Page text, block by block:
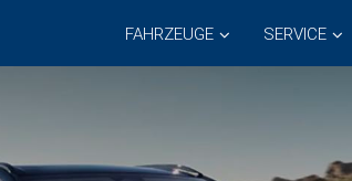
FAHRZEUGE SERVICE